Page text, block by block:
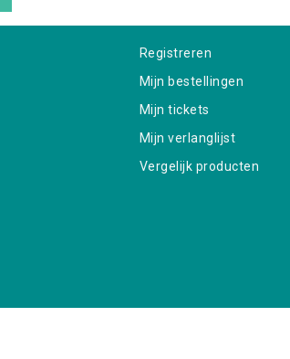
Registreren
Mijn bestellingen
Mijn tickets
Mijn verlanglijst
Vergelijk producten